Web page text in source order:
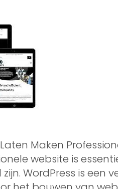
Maken
website is
WordPress is een